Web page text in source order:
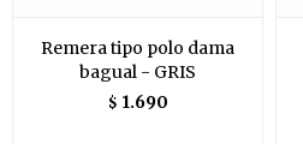
Remera tipo polo dama
bagual - GRIS
$ 1.690